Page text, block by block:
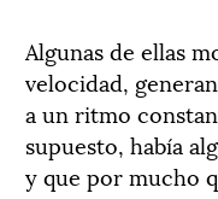
Algunas de ellas
velocidad,
a un ritmo
supuesto, había
y que por mucho